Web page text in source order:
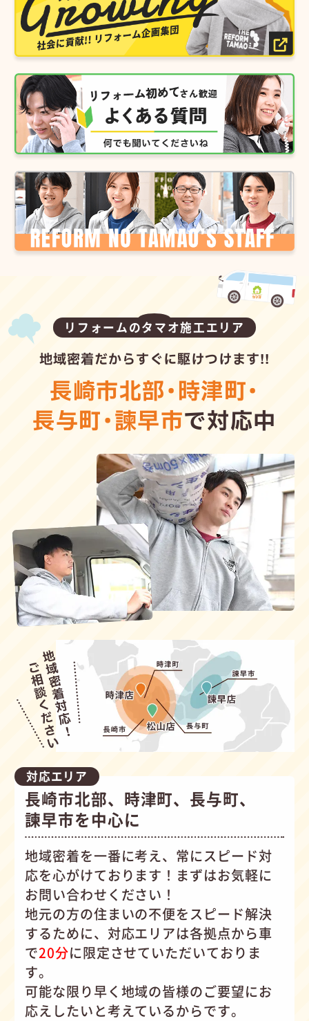
リフォームのタマオ施工エリア
地域密着だからすぐに駆けつけます!!
長崎市北部・時津町・
長与町・諫早市で対応中
対応エリア
長崎市北部、時津町、長与町、
諫早市を中心に
地域密着を一番に考え、常にスピード対
応を心がけております！まずはお気軽に
お問い合わせください！
地元の方の住まいの不便をスピード解決
するために、対応エリアは各拠点から車
で20分に限定させていただいておりま
す。
可能な限り早く地域の皆様のご要望にお
応えしたいと考えているからです。